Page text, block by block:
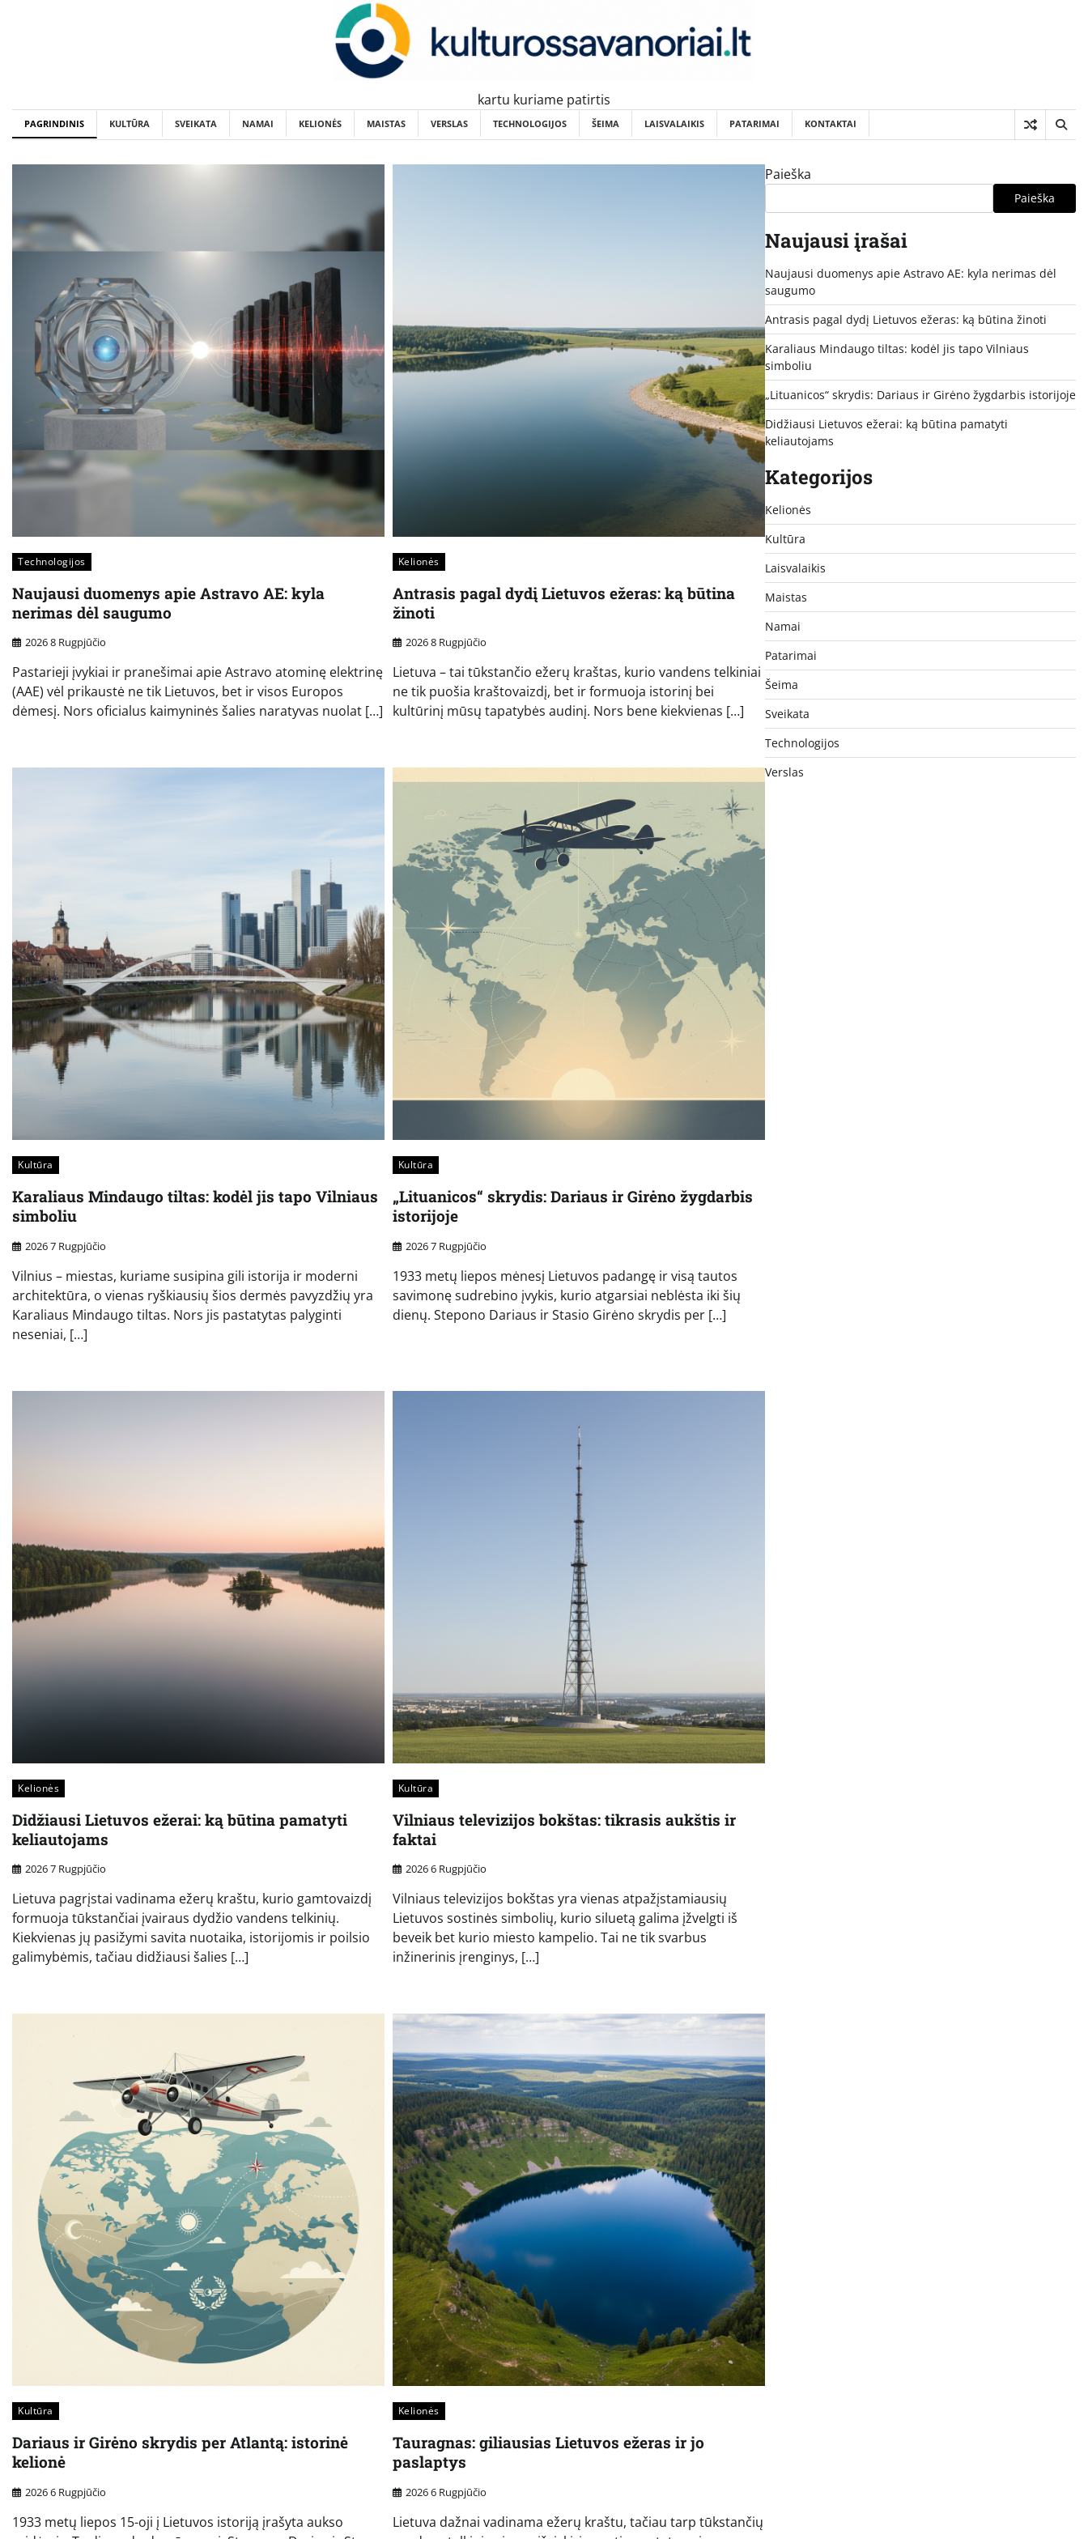
kartu kuriame patirtis
PAGRINDINIS KULTŪRA SVEIKATA NAMAI KELIONĖS MAISTAS VERSLAS TECHNOLOGIJOS ŠEIMA LAISVALAIKIS PATARIMAI KONTAKTAI
Technologijos
Naujausi duomenys apie Astravo AE: kyla
nerimas dėl saugumo
2026 8 Rugpjūčio
Pastarieji įvykiai ir pranešimai apie Astravo atominę elektrinę
(AAE) vėl prikaustė ne tik Lietuvos, bet ir visos Europos
dėmesį. Nors oficialus kaimyninės šalies naratyvas nuolat […]
Kelionės
Antrasis pagal dydį Lietuvos ežeras: ką būtina
žinoti
2026 8 Rugpjūčio
Lietuva – tai tūkstančio ežerų kraštas, kurio vandens telkiniai
ne tik puošia kraštovaizdį, bet ir formuoja istorinį bei
kultūrinį mūsų tapatybės audinį. Nors bene kiekvienas […]
Kultūra
Karaliaus Mindaugo tiltas: kodėl jis tapo Vilniaus
simboliu
2026 7 Rugpjūčio
Vilnius – miestas, kuriame susipina gili istorija ir moderni
architektūra, o vienas ryškiausių šios dermės pavyzdžių yra
Karaliaus Mindaugo tiltas. Nors jis pastatytas palyginti
neseniai, […]
Kultūra
„Lituanicos“ skrydis: Dariaus ir Girėno žygdarbis
istorijoje
2026 7 Rugpjūčio
1933 metų liepos mėnesį Lietuvos padangę ir visą tautos
savimonę sudrebino įvykis, kurio atgarsiai neblėsta iki šių
dienų. Stepono Dariaus ir Stasio Girėno skrydis per […]
Kelionės
Didžiausi Lietuvos ežerai: ką būtina pamatyti
keliautojams
2026 7 Rugpjūčio
Lietuva pagrįstai vadinama ežerų kraštu, kurio gamtovaizdį
formuoja tūkstančiai įvairaus dydžio vandens telkinių.
Kiekvienas jų pasižymi savita nuotaika, istorijomis ir poilsio
galimybėmis, tačiau didžiausi šalies […]
Kultūra
Vilniaus televizijos bokštas: tikrasis aukštis ir
faktai
2026 6 Rugpjūčio
Vilniaus televizijos bokštas yra vienas atpažįstamiausių
Lietuvos sostinės simbolių, kurio siluetą galima įžvelgti iš
beveik bet kurio miesto kampelio. Tai ne tik svarbus
inžinerinis įrenginys, […]
Kultūra
Dariaus ir Girėno skrydis per Atlantą: istorinė
kelionė
2026 6 Rugpjūčio
1933 metų liepos 15-oji į Lietuvos istoriją įrašyta aukso
Kelionės
Tauragnas: giliausias Lietuvos ežeras ir jo
paslaptys
2026 6 Rugpjūčio
Lietuva dažnai vadinama ežerų kraštu, tačiau tarp tūkstančių
Paieška
Paieška
Naujausi įrašai
Naujausi duomenys apie Astravo AE: kyla nerimas dėl
saugumo
Antrasis pagal dydį Lietuvos ežeras: ką būtina žinoti
Karaliaus Mindaugo tiltas: kodėl jis tapo Vilniaus
simboliu
„Lituanicos“ skrydis: Dariaus ir Girėno žygdarbis istorijoje
Didžiausi Lietuvos ežerai: ką būtina pamatyti
keliautojams
Kategorijos
Kelionės
Kultūra
Laisvalaikis
Maistas
Namai
Patarimai
Šeima
Sveikata
Technologijos
Verslas